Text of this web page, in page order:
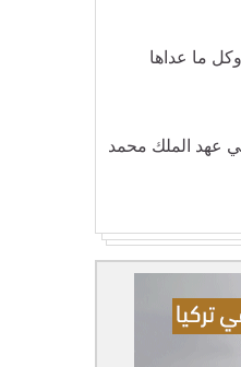
ما عداها
في عهد الملك محمد